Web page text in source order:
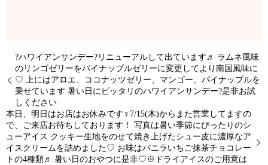
?ハワイアンサンデー?リニューアルして出ています♬ ラムネ風味
のリンゴゼリーをパイナップルゼリーに変更してより南国風味に
♡ 上にはアロエ、ココナッツゼリー、マンゴー、パイナップルを
乗せています 暑い日にピッタリのハワイアンサンデー?是非お試
しください
本日、明日はお店はお休みです‍♀️7/15(木)からまた営業してますの
で、ご来店お待ちしております！ 写真は暑い季節にぴったりのシ
ューアイス クッキー生地をのせて焼き上げたシュー皮に濃厚なア
イスクリームを詰めました♡ お味はバニラいちご抹茶チョコレー
トの4種類♬ 暑い日のおやつに是非♡※ドライアイスのご用意は